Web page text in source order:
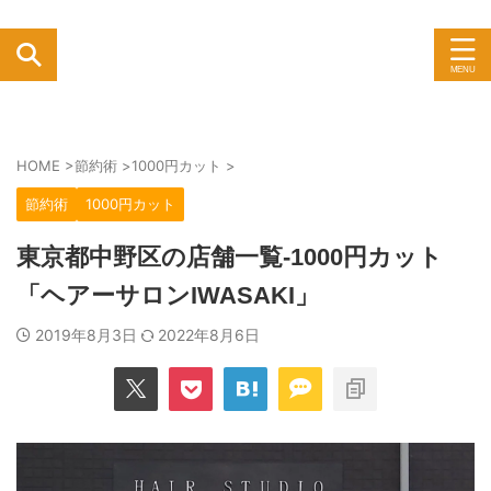
HOME >節約術 >1000円カット >
節約術 1000円カット
東京都中野区の店舗一覧-1000円カット
「ヘアーサロンIWASAKI」
2019年8月3日 2022年8月6日